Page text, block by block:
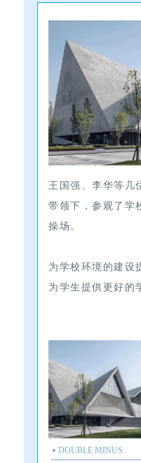
王国强、李华等几
带领下，参观了学
操场。
为学校环境的建设
为学生提供更好的
DOUBLE MINUS